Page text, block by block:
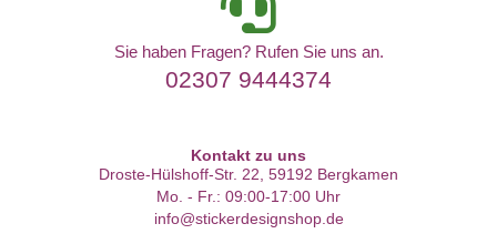
Sie haben Fragen? Rufen Sie uns an.
02307 9444374
Kontakt zu uns
Droste-Hülshoff-Str. 22, 59192 Bergkamen
Mo. - Fr.: 09:00-17:00 Uhr
info@stickerdesignshop.de